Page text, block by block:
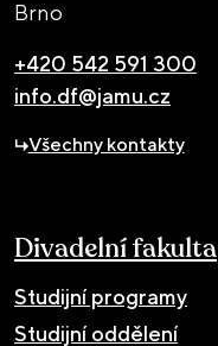
Brno
+420 542 591 300
info.df@jamu.cz
Všechny kontakty
Divadelní fakulta
Studijní programy
Studijní oddělení